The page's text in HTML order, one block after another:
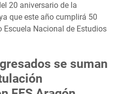
20 aniversario de la
que este año cumplirá 50
Nacional de Estudios
se suman